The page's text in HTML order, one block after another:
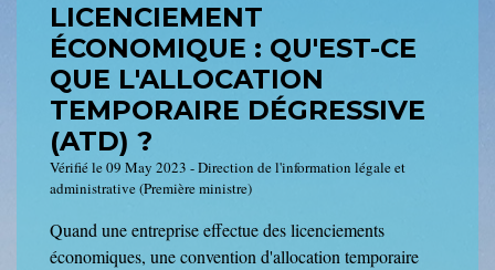
LICENCIEMENT
ÉCONOMIQUE : QU'EST-CE
QUE L'ALLOCATION
TEMPORAIRE DÉGRESSIVE
(ATD) ?
Vérifié le 09 May 2023 - Direction de l'information légale et
administrative (Première ministre)
Quand une entreprise effectue des licenciements
économiques, une convention d'allocation temporaire